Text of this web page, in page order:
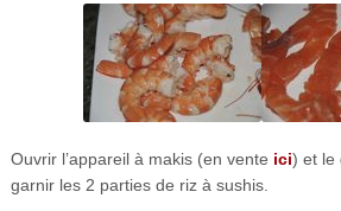
Ouvrir l’appareil à makis (en vente ici) et le
garnir les 2 parties de riz à sushis.